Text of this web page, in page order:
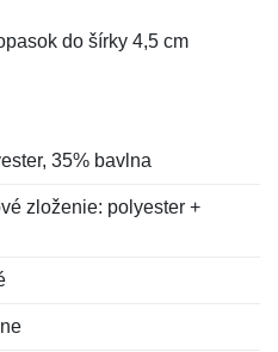
do šírky 4,5 cm
35% bavlna
zloženie: polyester +